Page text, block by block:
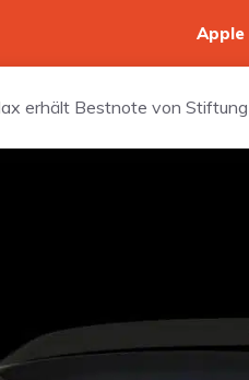
Apple
erhält Bestnote von